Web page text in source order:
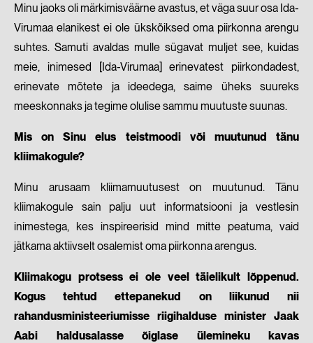
Minu jaoks oli märkimisväärne avastus, et väga suur osa Ida-
Virumaa elanikest ei ole ükskõiksed oma piirkonna arengu
suhtes. Samuti avaldas mulle sügavat muljet see, kuidas
meie, inimesed [Ida-Virumaa] erinevatest piirkondadest,
erinevate mõtete ja ideedega, saime üheks suureks
meeskonnaks ja tegime olulise sammu muutuste suunas.
Mis on Sinu elus teistmoodi või muutunud tänu
kliimakogule?
Minu arusaam kliimamuutusest on muutunud. Tänu
kliimakogule sain palju uut informatsiooni ja vestlesin
inimestega, kes inspireerisid mind mitte peatuma, vaid
jätkama aktiivselt osalemist oma piirkonna arengus.
Kliimakogu protsess ei ole veel täielikult lõppenud.
Kogus tehtud ettepanekud on liikunud nii
rahandusministeeriumisse riigihalduse minister Jaak
Aabi haldusalasse õiglase ülemineku kavas